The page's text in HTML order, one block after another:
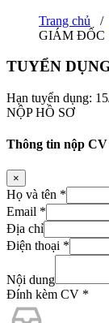
Trang chủ /
GIÁM ĐỐC
TUYỂN
Hạn tuyển dụng:
NỘP HỒ SƠ
Thông tin nộp CV
×
Họ và tên *
Email *
Địa chỉ
Điện thoại *
Nội dung
Đính kèm CV *